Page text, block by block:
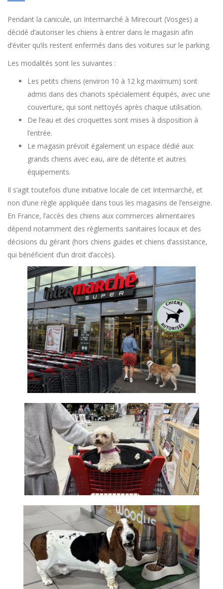
Pendant la canicule, un Intermarché à Mirecourt (Vosges) a
décidé d’autoriser les chiens à entrer dans le magasin afin
d’éviter qu’ils restent enfermés dans des voitures sur le parking.
Les modalités sont les suivantes :
Les petits chiens (environ 10 à 12 kg maximum) sont
admis dans des chariots spécialement équipés, avec une
couverture, qui sont nettoyés après chaque utilisation.
De l’eau et des croquettes sont mises à disposition à
l’entrée.
Le magasin prévoit également un espace dédié aux
grands chiens avec eau, aire de détente et autres
équipements.
Il s’agit toutefois d’une initiative locale de cet Intermarché, et
non d’une règle appliquée dans tous les magasins de l’enseigne.
En France, l’accès des chiens aux commerces alimentaires
dépend notamment des règlements sanitaires locaux et des
décisions du gérant (hors chiens guides et chiens d’assistance,
qui bénéficient d’un droit d’accès).